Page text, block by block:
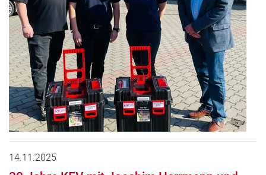
14.11.2025